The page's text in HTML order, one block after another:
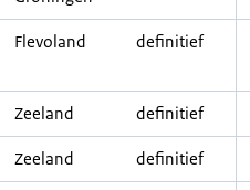
Flevoland definitief
Zeeland definitief
Zeeland definitief